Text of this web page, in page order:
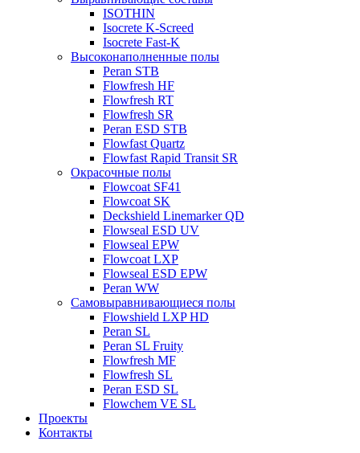
ISOTHIN
Isocrete K-Screed
Isocrete Fast-K
Высоконаполненные полы
Peran STB
Flowfresh HF
Flowfresh RT
Flowfresh SR
Peran ESD STB
Flowfast Quartz
Flowfast Rapid Transit SR
Окрасочные полы
Flowcoat SF41
Flowcoat SK
Deckshield Linemarker QD
Flowseal ESD UV
Flowseal EPW
Flowcoat LXP
Flowseal ESD EPW
Peran WW
Самовыравнивающиеся полы
Flowshield LXP HD
Peran SL
Peran SL Fruity
Flowfresh MF
Flowfresh SL
Peran ESD SL
Flowchem VE SL
Проекты
Контакты